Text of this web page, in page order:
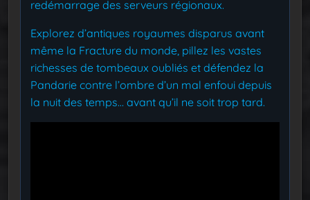
redémarrage des serveurs régionaux.
Explorez d’antiques royaumes disparus avant
même la Fracture du monde, pillez les vastes
richesses de tombeaux oubliés et défendez la
Pandarie contre l’ombre d’un mal enfoui depuis
la nuit des temps… avant qu’il ne soit trop tard.